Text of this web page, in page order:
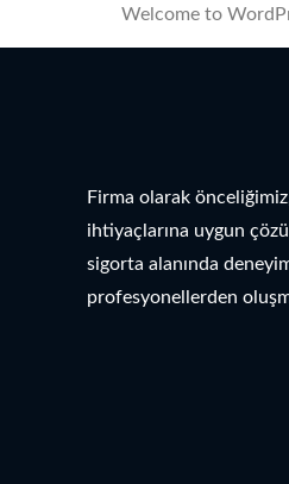
Welcome to
Firma olarak
ihtiyaçlarına uygun
sigorta alanında
profesyonellerden